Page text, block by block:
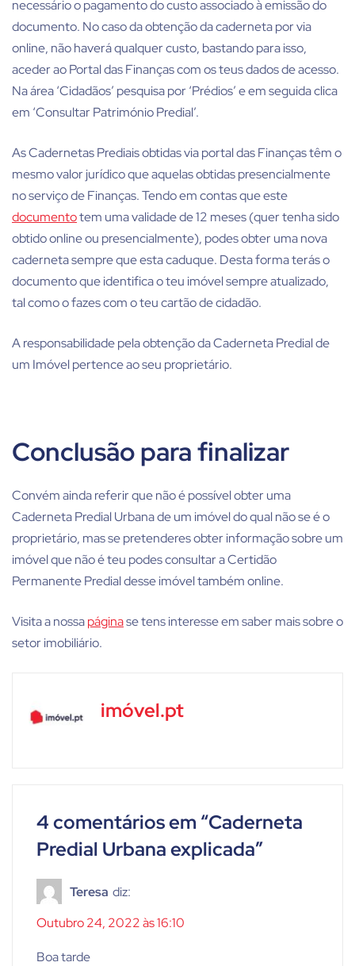
necessário o pagamento do custo associado à emissão do
documento. No caso da obtenção da caderneta por via
online, não haverá qualquer custo, bastando para isso,
aceder ao Portal das Finanças com os teus dados de acesso.
Na área ‘Cidadãos’ pesquisa por ‘Prédios’ e em seguida clica
em ‘Consultar Património Predial’.
As Cadernetas Prediais obtidas via portal das Finanças têm o
mesmo valor jurídico que aquelas obtidas presencialmente
no serviço de Finanças. Tendo em contas que este
documentotem uma validade de 12 meses (quer tenha sido
obtido online ou presencialmente), podes obter uma nova
caderneta sempre que esta caduque. Desta forma terás o
documento que identifica o teu imóvel sempre atualizado,
tal como o fazes com o teu cartão de cidadão.
A responsabilidade pela obtenção da Caderneta Predial de
um Imóvel pertence ao seu proprietário.
Conclusão para finalizar
Convém ainda referir que não é possível obter uma
Caderneta Predial Urbana de um imóvel do qual não se é o
proprietário, mas se pretenderes obter informação sobre um
imóvel que não é teu podes consultar a Certidão
Permanente Predial desse imóvel também online.
Visita a nossapáginase tens interesse em saber mais sobre o
setor imobiliário.
imóvel.pt
4 comentários em “Caderneta
Predial Urbana explicada”
Teresa diz:
Outubro 24, 2022 às 16:10
Boa tarde